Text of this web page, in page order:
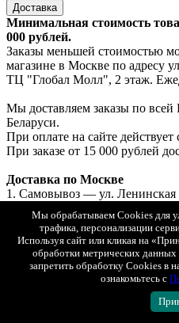
Доставка
Минимальная стоимость
000 рублей.
Заказы меньшей стоимостью
магазине в Москве по адресу
ТЦ "Глобал Молл", 2 этаж.
Мы доставляем заказы по всей
Беларуси.
При оплате на сайте действует
При заказе от 15 000 рублей
Доставка по Москве
1. Самовывоз — ул. Ленинская
Если товар есть в наличии —
заказ — до 2х рабочих дней.
Бесплатно. Возможна
Оплата: онлайн, картой или
2. Курьерская доставка
Стоимость доставки при
Мы обрабатываем Cookies для
трафика, персонализации
Используя сайт или кликая на
обработки метрических
запретить обработку Cookies в
ознакомьтесь с